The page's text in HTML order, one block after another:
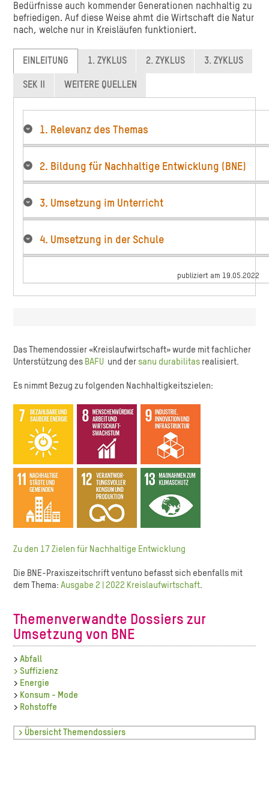
Bedürfnisse auch kommender Generationen nachhaltig zu
befriedigen. Auf diese Weise ahmt die Wirtschaft die Natur
nach, welche nur in Kreisläufen funktioniert.
EINLEITUNG 1. ZYKLUS 2. ZYKLUS 3. ZYKLUS
SEK II WEITERE QUELLEN
1. Relevanz des Themas
2. Bildung für Nachhaltige Entwicklung (BNE)
3. Umsetzung im Unterricht
4. Umsetzung in der Schule
publiziert am 19.05.2022
Das Themendossier «Kreislaufwirtschaft» wurde mit fachlicher
Unterstützung des BAFU und dersanu durabilitas realisiert.
Es nimmt Bezug zu folgenden Nachhaltigkeitszielen:
Zu den 17 Zielen für Nachhaltige Entwicklung
Die BNE-Praxiszeitschrift ventuno befasst sich ebenfalls mit
dem Thema:Ausgabe 2 | 2022 Kreislaufwirtschaft.
Themenverwandte Dossiers zur
Umsetzung von BNE
>Abfall
> Suffizienz
> Energie
> Konsum - Mode
> Rohstoffe
> Übersicht Themendossiers